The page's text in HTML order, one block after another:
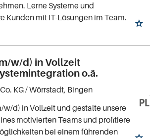
Lerne Systeme und
Kunden mit IT-Lösungen im Team.
w/d) in Vollzeit
o.ä.
KG/ Wörrstadt, Bingen
d) in Vollzeit und gestalte unsere
motivierten Teams und profitiere
bei einem führenden